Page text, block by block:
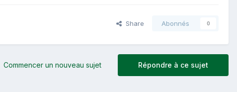
Share Abonnés 0
Répondre à ce sujet
Commencer un nouveau sujet